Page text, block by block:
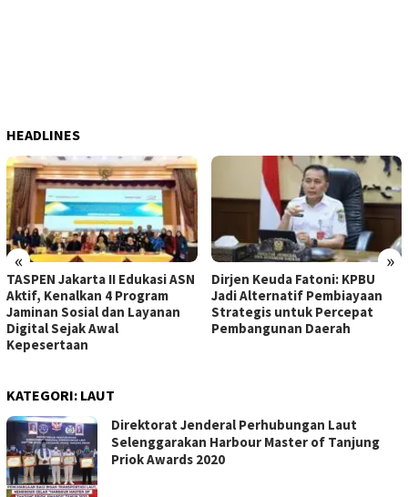
HEADLINES
« »
TASPEN Jakarta II Edukasi ASN
Aktif, Kenalkan 4 Program
Jaminan Sosial dan Layanan
Digital Sejak Awal
Kepesertaan
Dirjen Keuda Fatoni: KPBU
Jadi Alternatif Pembiayaan
Strategis untuk Percepat
Pembangunan Daerah
KATEGORI: LAUT
Direktorat Jenderal Perhubungan Laut
Selenggarakan Harbour Master of Tanjung
Priok Awards 2020